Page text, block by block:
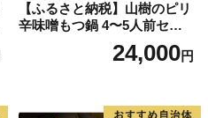
【ふるさと納税】山樹のピリ
辛味噌もつ鍋 4〜5人前セッ
ト 山樹 国産 牛もつ ホルモン
モツ オンライン飲み会 ホー
時間
24,000円